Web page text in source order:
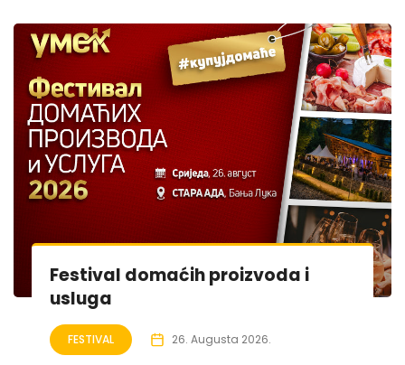
Festival domaćih proizvoda i
usluga
FESTIVAL 26. Augusta 2026.